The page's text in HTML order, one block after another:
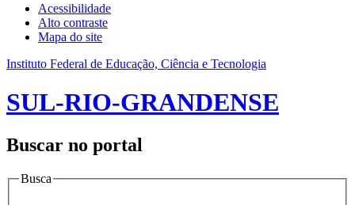
Acessibilidade
Alto contraste
Mapa do site
Instituto Federal de Educação, Ciência e Tecnologia
SUL-RIO-GRANDENSE
Buscar no portal
Busca